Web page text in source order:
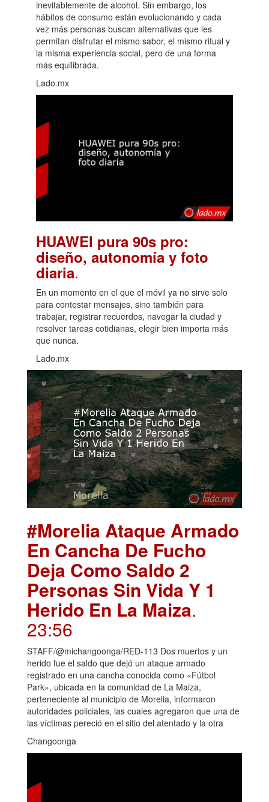
inevitablemente de alcohol. Sin embargo, los
hábitos de consumo están evolucionando y cada
vez más personas buscan alternativas que les
permitan disfrutar el mismo sabor, el mismo ritual y
la misma experiencia social, pero de una forma
más equilibrada.
Lado.mx
HUAWEI pura 90s pro:
diseño, autonomía y foto
diaria.
En un momento en el que el móvil ya no sirve solo
para contestar mensajes, sino también para
trabajar, registrar recuerdos, navegar la ciudad y
resolver tareas cotidianas, elegir bien importa más
que nunca.
Lado.mx
#Morelia Ataque Armado
En Cancha De Fucho
Deja Como Saldo 2
Personas Sin Vida Y 1
Herido En La Maiza.
23:56
STAFF/@michangoonga/RED-113 Dos muertos y un
herido fue el saldo que dejó un ataque armado
registrado en una cancha conocida como «Fútbol
Park», ubicada en la comunidad de La Maiza,
perteneciente al municipio de Morelia, informaron
autoridades policiales, las cuales agregaron que una de
las víctimas pereció en el sitio del atentado y la otra
Changoonga